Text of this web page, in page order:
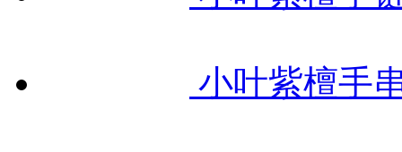
小叶紫檀手